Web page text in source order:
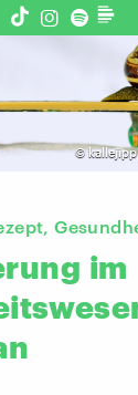
©
im